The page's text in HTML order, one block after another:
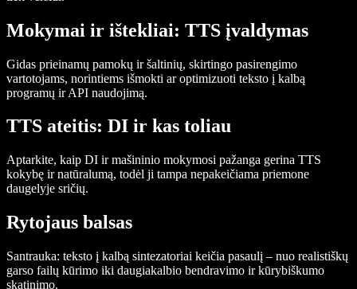
Mokymai ir ištekliai: TTS įvaldymas
Gidas prieinamų pamokų ir šaltinių, skirtingo pasirengimo
vartotojams, norintiems išmokti ar optimizuoti teksto į kalbą
programų ir API naudojimą.
TTS ateitis: DI ir kas toliau
Aptarkite, kaip DI ir mašininio mokymosi pažanga gerina TTS
kokybę ir natūralumą, todėl ji tampa nepakeičiama priemone
daugelyje sričių.
Rytojaus balsas
Santrauka: teksto į kalbą sintezatoriai keičia pasaulį – nuo realistiškų
garso failų kūrimo iki daugiakalbio bendravimo ir kūrybiškumo
skatinimo.